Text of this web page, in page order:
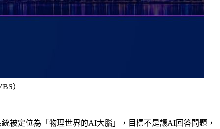
）
被定位為「物理世界的AI大腦」，目標不是讓AI回答問題，